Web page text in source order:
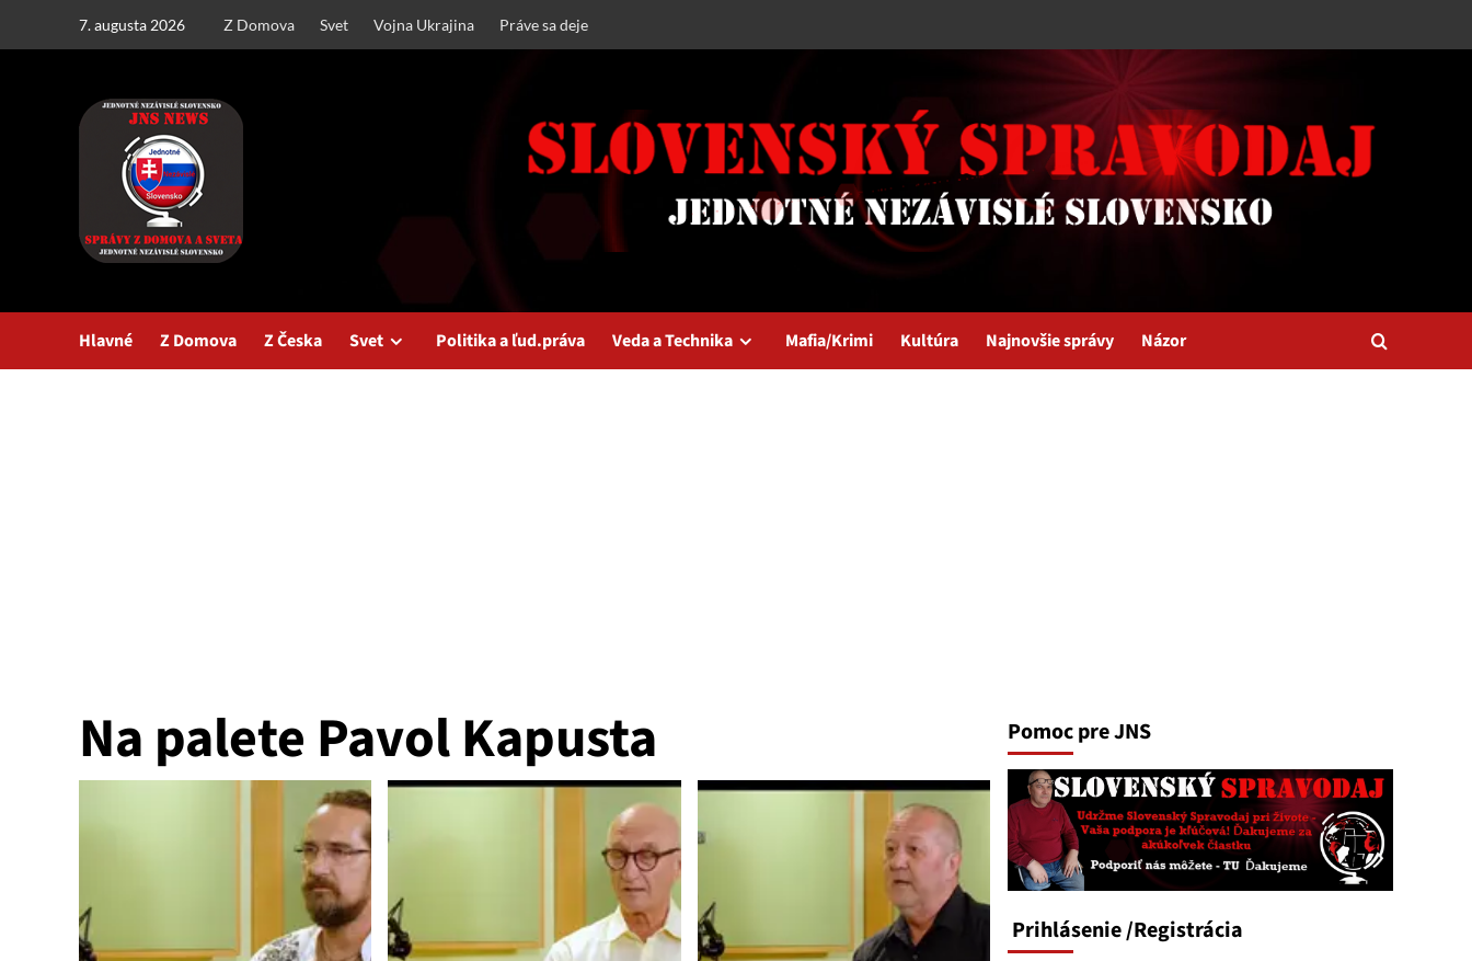
7. augusta 2026 Z Domova Svet Vojna Ukrajina Práve sa deje
Hlavné Z Domova Z Česka Svet Politika a ľud.práva Veda a Technika Mafia/Krimi Kultúra Najnovšie správy Názor
Na palete Pavol Kapusta Pomoc pre JNS
Prihlásenie/Registrácia